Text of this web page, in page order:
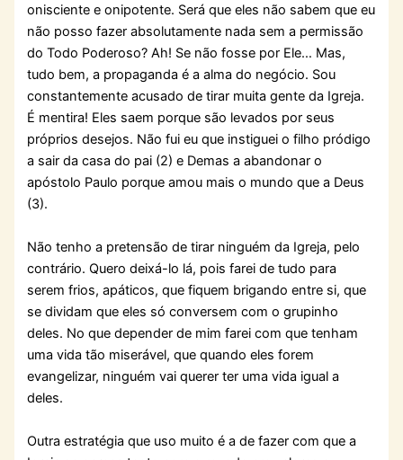
onisciente e onipotente. Será que eles não sabem que eu
não posso fazer absolutamente nada sem a permissão
do Todo Poderoso? Ah! Se não fosse por Ele… Mas,
tudo bem, a propaganda é a alma do negócio. Sou
constantemente acusado de tirar muita gente da Igreja.
É mentira! Eles saem porque são levados por seus
próprios desejos. Não fui eu que instiguei o filho pródigo
a sair da casa do pai (2) e Demas a abandonar o
apóstolo Paulo porque amou mais o mundo que a Deus
(3).
Não tenho a pretensão de tirar ninguém da Igreja, pelo
contrário. Quero deixá-lo lá, pois farei de tudo para
serem frios, apáticos, que fiquem brigando entre si, que
se dividam que eles só conversem com o grupinho
deles. No que depender de mim farei com que tenham
uma vida tão miserável, que quando eles forem
evangelizar, ninguém vai querer ter uma vida igual a
deles.
Outra estratégia que uso muito é a de fazer com que a